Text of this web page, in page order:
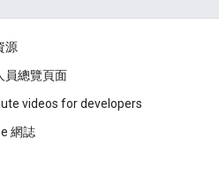
源
員總覽頁面
videos for developers
網誌